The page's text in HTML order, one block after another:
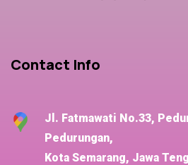
Contact Info
Jl. Fatmawati No.33,
Pedurungan,
Kota Semarang, Jawa